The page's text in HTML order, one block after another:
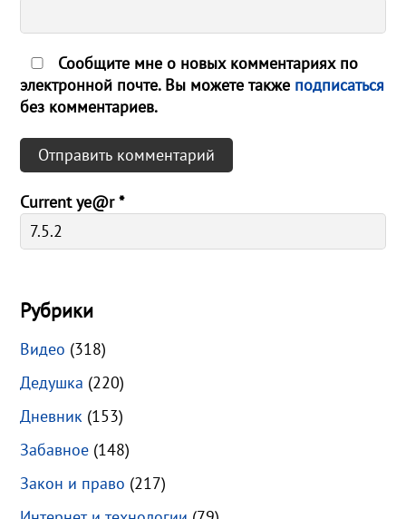
Сообщите мне о новых комментариях по
электронной почте. Вы можете также подписаться
без комментариев.
Current ye@r*
Рубрики
Видео (318)
Дедушка (220)
Дневник (153)
Забавное (148)
Закон и право (217)